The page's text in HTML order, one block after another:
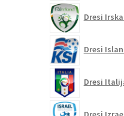
Dresi
Dresi
Dresi